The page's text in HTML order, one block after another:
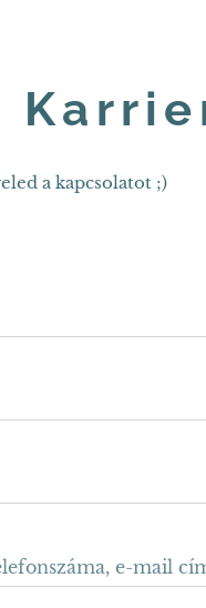
a kapcsolatot ;)
e-mail